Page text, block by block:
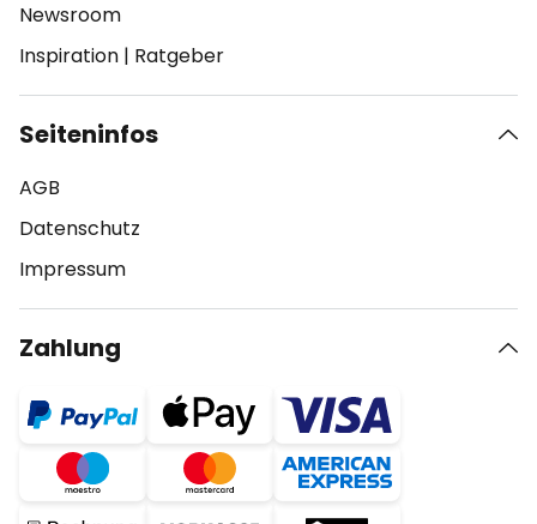
Newsroom
Inspiration | Ratgeber
Seiteninfos
AGB
Datenschutz
Impressum
Zahlung